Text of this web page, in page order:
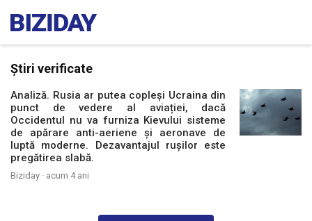
Știri verificate
Analiză. Rusia ar putea copleși Ucraina din
punct de vedere al aviației, dacă
Occidentul nu va furniza Kievului sisteme
de apărare anti-aeriene și aeronave de
luptă moderne. Dezavantajul rușilor este
pregătirea slabă.
Biziday · acum 4 ani